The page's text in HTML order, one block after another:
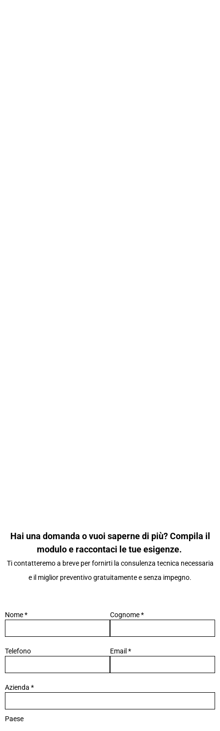
Hai una domanda o vuoi saperne di più? Compila il
modulo e raccontaci le tue esigenze.
Ti contatteremo a breve per fornirti la consulenza tecnica necessaria
e il miglior preventivo gratuitamente e senza impegno.
Nome * Cognome *
Telefono Email *
Azienda *
Paese